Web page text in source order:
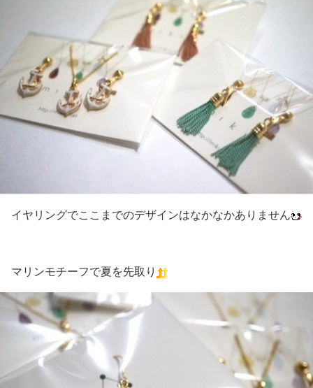
イヤリングでここまでのデザインはなかなかありません
マリンモチーフで夏を先取り